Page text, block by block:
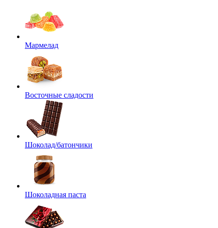
Мармелад
Восточные сладости
Шоколад/батончики
Шоколадная паста